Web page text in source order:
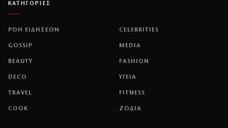
ΚΑΤΗΓΟΡΙΕΣ
ΡΟΗ ΕΙΔΗΣΕΩΝ CELEBRITIES
GOSSIP MEDIA
BEAUTY FASHION
DECO ΥΓΕΙΑ
TRAVEL FITNESS
COOK ΖΩΔΙΑ